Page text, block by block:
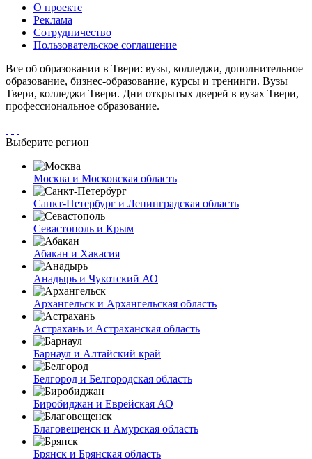
О проекте
Реклама
Сотрудничество
Пользовательское соглашение
Все об образовании в Твери: вузы, колледжи, дополнительное
образование, бизнес-образование, курсы и тренинги. Вузы
Твери, колледжи Твери. Дни открытых дверей в вузах Твери,
профессиональное образование.
Выберите регион
Москва и Московская область
Санкт-Петербург и Ленинградская область
Севастополь и Крым
Абакан и Хакасия
Анадырь и Чукотский АО
Архангельск и Архангельская область
Астрахань и Астраханская область
Барнаул и Алтайский край
Белгород и Белгородская область
Биробиджан и Еврейская АО
Благовещенск и Амурская область
Брянск и Брянская область